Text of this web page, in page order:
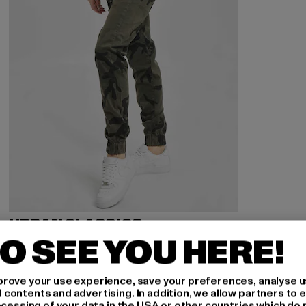
URBAN CLASSICS
Camo
37,99 EUR
Derzeitiger Preis: 37,99 EUR
SEE YOU HERE!
your use experience, save your preferences, analyse
and advertising. In addition, we allow partners to